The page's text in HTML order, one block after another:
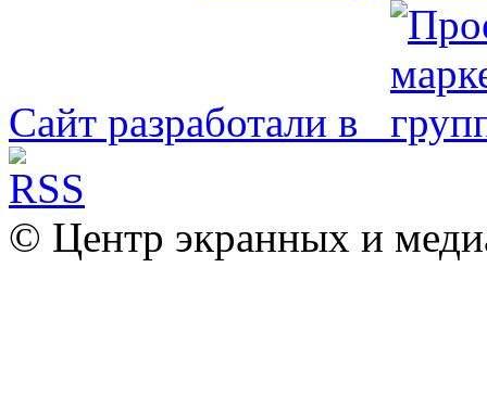
Сайт разработали в
© Центр экранных и